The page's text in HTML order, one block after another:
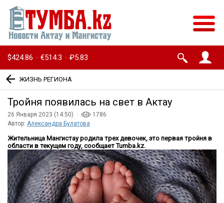
$424.86 · €514.3 · ₽5.83
ЖИЗНЬ РЕГИОНА
Тройня появилась на свет в Актау
26 Января 2023 (14:50) ·
1786
Автор: Александра Булатова
Жительница Мангистау родила трех девочек, это первая тройня в
области в текущем году, сообщает Tumba.kz.